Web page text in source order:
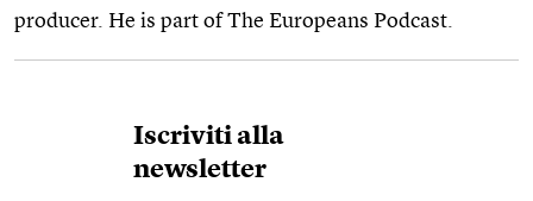
producer. He is part of The Europeans Podcast.
Iscriviti alla
newsletter